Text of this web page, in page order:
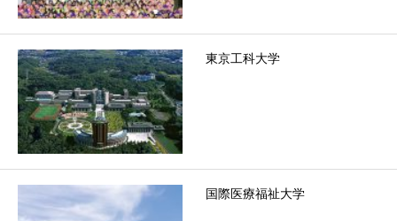
東京工科大学
国際医療福祉大学